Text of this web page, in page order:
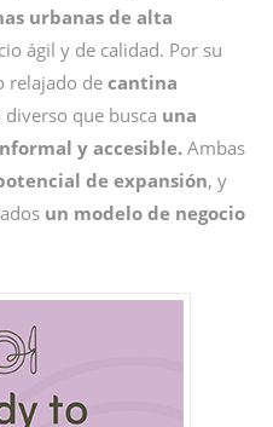
urbanas de alta
ágil y de calidad. Por su
relajado de cantina
que busca una
y accesible.Ambas
de expansión, y
un modelo de negocio